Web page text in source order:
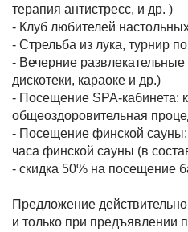
терапия антистресс, и др. )
- Клуб любителей
- Стрельба из лука, турнир
- Вечерние
дискотеки, караоке и др.)
- Посещение SPA-кабинета:
общеоздоровительная
- Посещение финской сауны:
часа финской сауны (в
- скидка 50% на посещение
Предложение
и только при предъявлении